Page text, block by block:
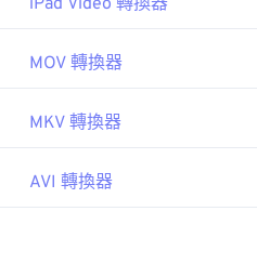
iPad Video 轉換器
MOV 轉換器
MKV 轉換器
AVI 轉換器